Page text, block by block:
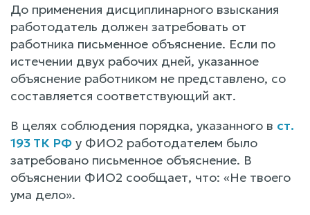
До применения дисциплинарного взыскания
работодатель должен затребовать от
работника письменное объяснение. Если по
истечении двух рабочих дней, указанное
объяснение работником не представлено, со
составляется соответствующий акт.
В целях соблюдения порядка, указанного в ст.
193 ТК РФ у ФИО2 работодателем было
затребовано письменное объяснение. В
объяснении ФИО2 сообщает, что: «Не твоего
ума дело».